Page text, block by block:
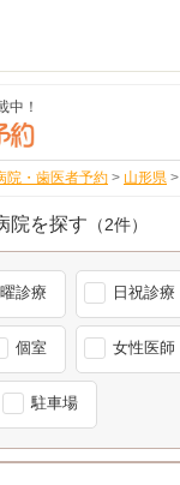
中！
院・歯医者予約 > 山形県 >
院を探す （2件）
診療 日祝診療
個室 女性医師
駐車場